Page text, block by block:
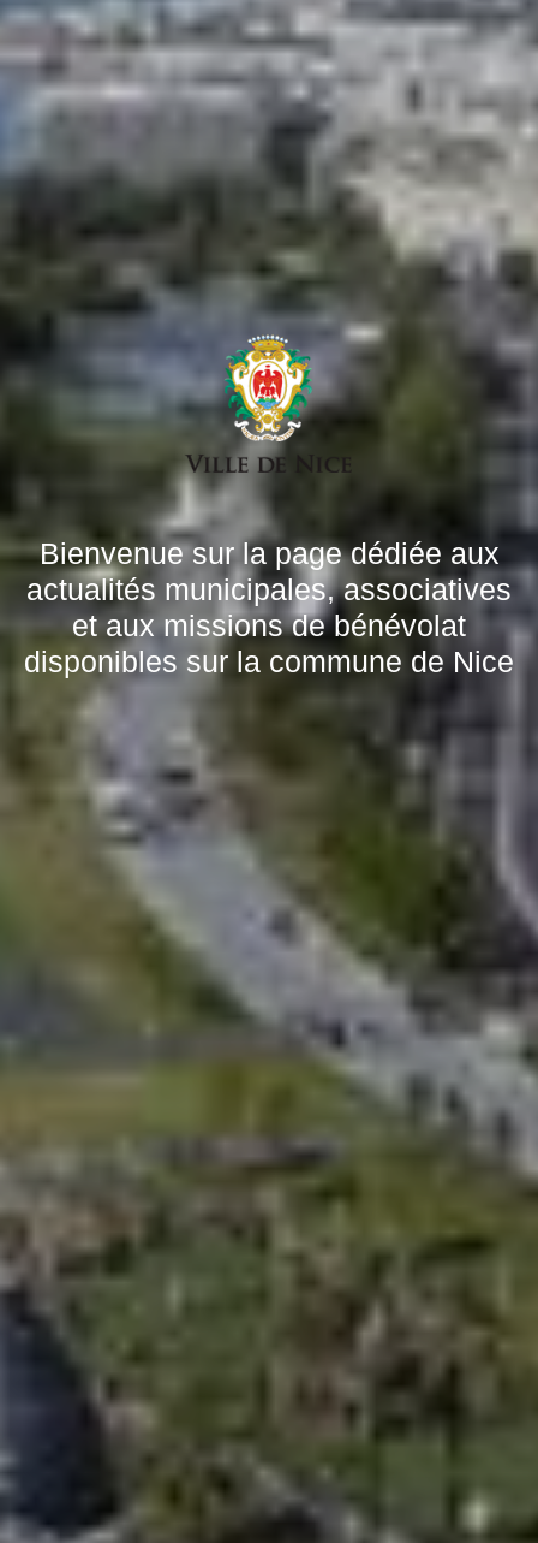
Bienvenue sur la page dédiée aux
actualités municipales, associatives
et aux missions de bénévolat
disponibles sur la commune de Nice